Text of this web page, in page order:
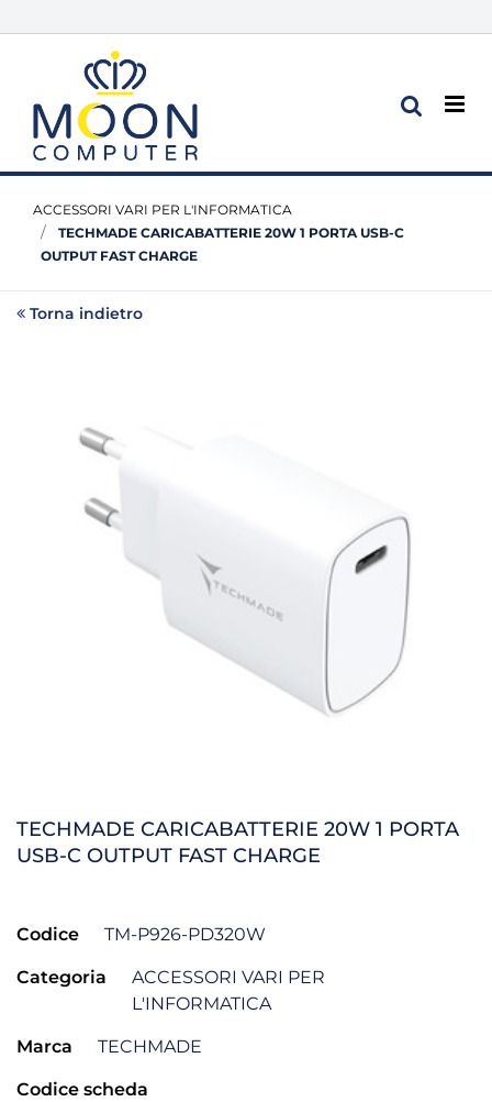
ACCESSORI VARI PER L'INFORMATICA
TECHMADE CARICABATTERIE 20W 1 PORTA USB-C
OUTPUT FAST CHARGE
Torna indietro
TECHMADE CARICABATTERIE 20W 1 PORTA
USB-C OUTPUT FAST CHARGE
Codice TM-P926-PD320W
Categoria
ACCESSORI VARI PER
L'INFORMATICA
Marca TECHMADE
Codice scheda